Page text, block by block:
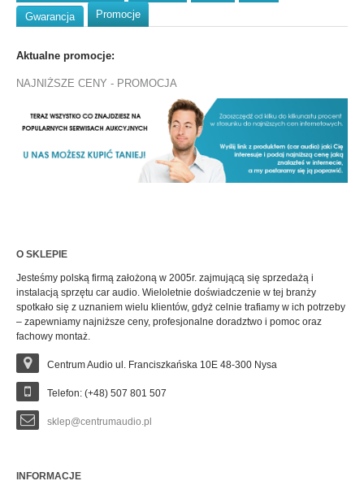
Gwarancja
Promocje
Aktualne promocje:
NAJNIŻSZE CENY - PROMOCJA
O SKLEPIE
Jesteśmy polską firmą założoną w 2005r. zajmującą się sprzedażą i
instalacją sprzętu car audio. Wieloletnie doświadczenie w tej branży
spotkało się z uznaniem wielu klientów, gdyż celnie trafiamy w ich potrzeby
– zapewniamy najniższe ceny, profesjonalne doradztwo i pomoc oraz
fachowy montaż.
Centrum Audio ul. Franciszkańska 10E 48-300 Nysa
Telefon: (+48) 507 801 507
sklep@centrumaudio.pl
INFORMACJE